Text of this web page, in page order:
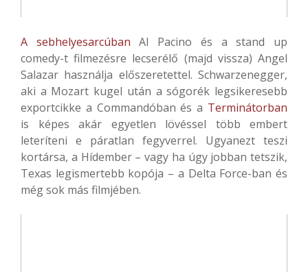
A sebhelyesarcúban Al Pacino és a stand up
comedy-t filmezésre lecserélő (majd vissza) Angel
Salazar használja előszeretettel. Schwarzenegger,
aki a Mozart kugel után a sógorék legsikeresebb
exportcikke a Commandóban és a Terminátorban
is képes akár egyetlen lövéssel több embert
leteríteni e páratlan fegyverrel. Ugyanezt teszi
kortársa, a Hídember – vagy ha úgy jobban tetszik,
Texas legismertebb kopója – a Delta Force-ban és
még sok más filmjében.